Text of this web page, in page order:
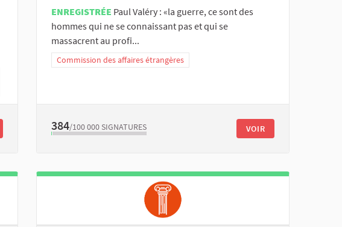
ENREGISTRÉE Paul Valéry : «la guerre, ce sont des
hommes qui ne se connaissant pas et qui se
massacrent au profi...
Commission des affaires étrangères
384/100 000 SIGNATURES VOIR